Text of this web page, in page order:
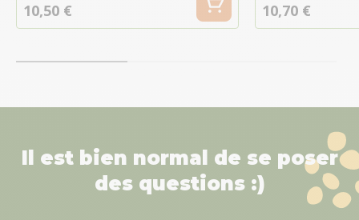
10,50 € 10,70 €
Il est bien normal de se poser
des questions :)